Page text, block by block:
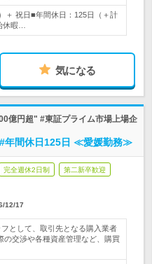
＋ 祝日■年間休日：125日（＋計
休暇…
気になる
億円超" #東証プライム市場上場企
#年間休日125日 ≪愛媛勤務≫
完全週休2日制 第二新卒歓迎
12/17
として、取引先となる購入業者
の交渉や各種資産管理など、購買